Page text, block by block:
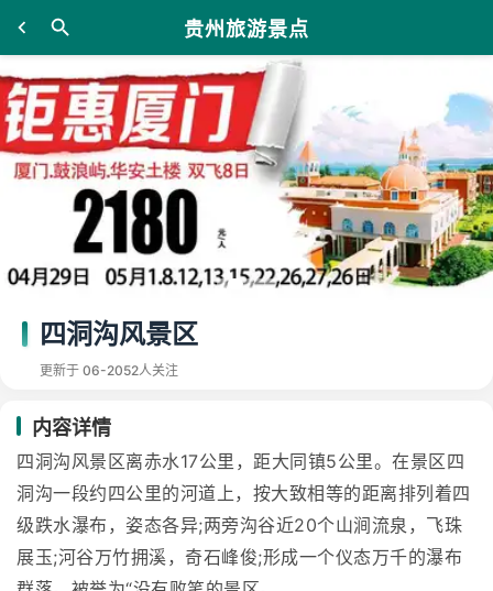
贵州旅游景点
四洞沟风景区
更新于 06-2052人关注
内容详情
四洞沟风景区离赤水17公里，距大同镇5公里。在景区四
洞沟一段约四公里的河道上，按大致相等的距离排列着四
级跌水瀑布，姿态各异;两旁沟谷近20个山涧流泉，飞珠
展玉;河谷万竹拥溪，奇石峰俊;形成一个仪态万千的瀑布